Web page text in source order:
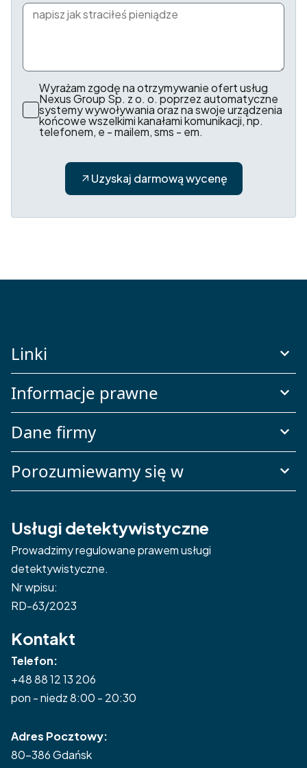
Wyrażam zgodę na otrzymywanie ofert usług
Nexus Group Sp. z o. o. poprzez automatyczne
systemy wywoływania oraz na swoje urządzenia
końcowe wszelkimi kanałami komunikacji, np.
telefonem, e - mailem, sms - em.
Uzyskaj darmową wycenę
Linki
Informacje prawne
Dane firmy
Porozumiewamy się w
Usługi detektywistyczne
Prowadzimy regulowane prawem usługi
detektywistyczne.
Nr wpisu:
RD-63/2023
Kontakt
Telefon:
+48 88 12 13 206
pon - niedz 8:00 - 20:30
Adres Pocztowy:
80-386 Gdańsk